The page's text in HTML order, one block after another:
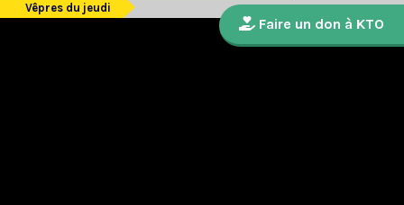
Vêpres du jeudi
Faire un don à KTO